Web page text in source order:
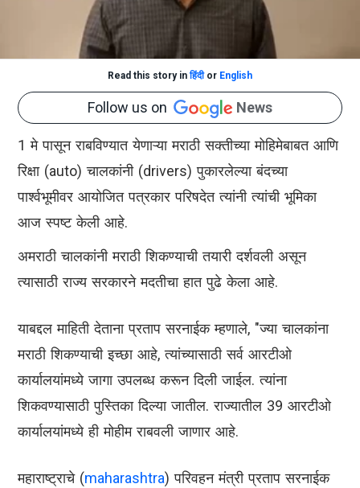
Read this story inहिंदीor English
Follow us on News
1 मे पासून राबविण्यात येणाऱ्या मराठी सक्तीच्या मोहिमेबाबत आणि
रिक्षा (auto) चालकांनी (drivers) पुकारलेल्या बंदच्या
पार्श्वभूमीवर आयोजित पत्रकार परिषदेत त्यांनी त्यांची भूमिका
आज स्पष्ट केली आहे.
अमराठी चालकांनी मराठी शिकण्याची तयारी दर्शवली असून
त्यासाठी राज्य सरकारने मदतीचा हात पुढे केला आहे.
याबद्दल माहिती देताना प्रताप सरनाईक म्हणाले, "ज्या चालकांना
मराठी शिकण्याची इच्छा आहे, त्यांच्यासाठी सर्व आरटीओ
कार्यालयांमध्ये जागा उपलब्ध करून दिली जाईल. त्यांना
शिकवण्यासाठी पुस्तिका दिल्या जातील. राज्यातील 39 आरटीओ
कार्यालयांमध्ये ही मोहीम राबवली जाणार आहे.
महाराष्ट्राचे (maharashtra) परिवहन मंत्री प्रताप सरनाईक